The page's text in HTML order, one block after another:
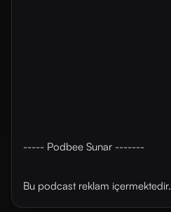
----- Podbee Sunar -------
Bu podcast reklam içermektedir.